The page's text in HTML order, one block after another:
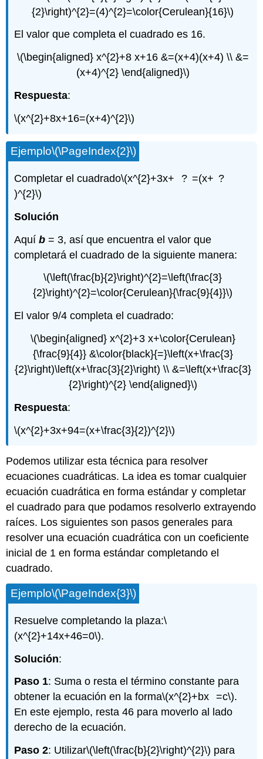
{2}\right)^{2}=(4)^{2}=\color{Cerulean}{16}\)
El valor que completa el cuadrado es 16.
\(\begin{aligned} x^{2}+8 x+16 &=(x+4)(x+4) \\ &=
(x+4)^{2} \end{aligned}\)
Respuesta:
\(x^{2}+8x+16=(x+4)^{2}\)
Ejemplo\(\PageIndex{2}\)
Completar el cuadrado\(x^{2}+3x+ ? =(x+ ?
)^{2}\)
Solución
Aquíb = 3, así que encuentra el valor que
completará el cuadrado de la siguiente manera:
\(\left(\frac{b}{2}\right)^{2}=\left(\frac{3}
{2}\right)^{2}=\color{Cerulean}{\frac{9}{4}}\)
El valor 9/4 completa el cuadrado:
\(\begin{aligned} x^{2}+3 x+\color{Cerulean}
{\frac{9}{4}} &\color{black}{=}\left(x+\frac{3}
{2}\right)\left(x+\frac{3}{2}\right) \\ &=\left(x+\frac{3}
{2}\right)^{2} \end{aligned}\)
Respuesta:
\(x^{2}+3x+94=(x+\frac{3}{2})^{2}\)
Podemos utilizar esta técnica para resolver
ecuaciones cuadráticas. La idea es tomar cualquier
ecuación cuadrática en forma estándar y completar
el cuadrado para que podamos resolverlo extrayendo
raíces. Los siguientes son pasos generales para
resolver una ecuación cuadrática con un coeficiente
inicial de 1 en forma estándar completando el
cuadrado.
Ejemplo\(\PageIndex{3}\)
Resuelve completando la plaza:\
(x^{2}+14x+46=0\).
Solución:
Paso 1: Suma o resta el término constante para
obtener la ecuación en la forma\(x^{2}+bx =c\).
En este ejemplo, resta 46 para moverlo al lado
derecho de la ecuación.
Paso 2: Utilizar\(\left(\frac{b}{2}\right)^{2}\) para